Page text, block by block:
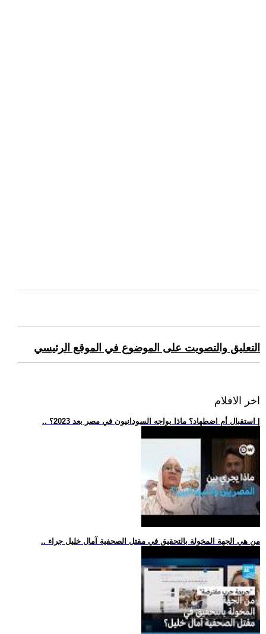
التعليق والتصويت على الموضوع في الموقع الرئيسي
اخر الافلام
.. من هي الجهة المخولة بالتحقيق في مقتل الصحفية آمال خليل جراء